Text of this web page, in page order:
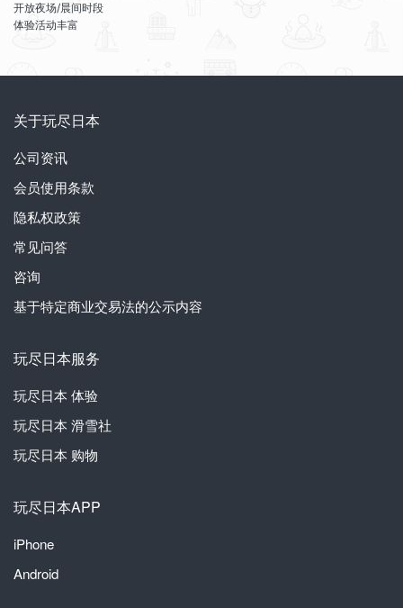
开放夜场/晨间时段
体验活动丰富
关于玩尽日本
公司资讯
会员使用条款
隐私权政策
常见问答
咨询
基于特定商业交易法的公示内容
玩尽日本服务
玩尽日本 体验
玩尽日本 滑雪社
玩尽日本 购物
玩尽日本APP
iPhone
Android